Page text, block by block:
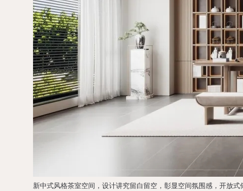
新中式风格茶室空间，设计讲究留白留空，彰显空间氛围感，开放